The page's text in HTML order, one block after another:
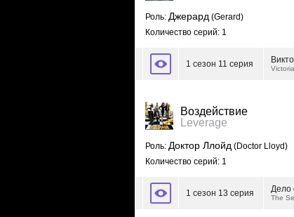
Роль: Джерард (Gerard)
Количество серий: 1
1 сезон 11 серия Victoria
Воздействие
Leverage
Роль: Доктор Ллойд (Doctor Lloyd)
Количество серий: 1
1 сезон 13 серия Дело
The